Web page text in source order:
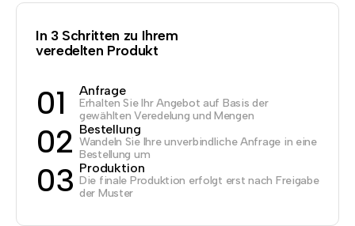
In 3 Schritten zu Ihrem
veredelten Produkt
01 Anfrage
Erhalten Sie Ihr Angebot auf Basis der
gewählten Veredelung und Mengen
02 Bestellung
Wandeln Sie Ihre unverbindliche Anfrage in eine
Bestellung um
03 Produktion
Die finale Produktion erfolgt erst nach Freigabe
der Muster